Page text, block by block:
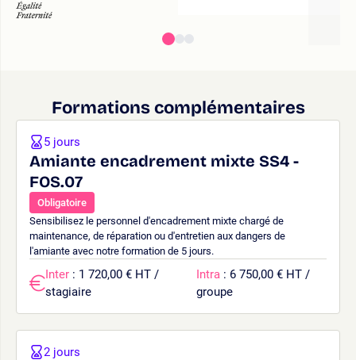
Formations complémentaires
Amiante encadrement mixte SS4 -
FOS.07
Obligatoire
Sensibilisez le personnel d'encadrement mixte chargé de
maintenance, de réparation ou d'entretien aux dangers de
l'amiante avec notre formation de 5 jours.
5 jours
Inter : 1 720,00 € HT /
stagiaire
Intra : 6 750,00 € HT /
groupe
2 jours